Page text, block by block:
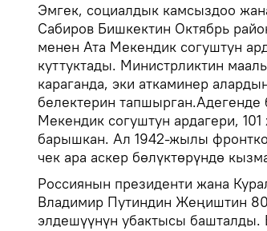
Эмгек, социалдык камсыздоо
Сабиров Бишкектин Октябрь
менен Ата Мекендик согуштун
куттуктады. Министрликтин
караганда, эки аткаминер
белектерин тапшырган.Адегенде
Мекендик согуштун ардагери,
барышкан. Ал 1942-жылы
чек ара аскер бөлүктөрүндө
Россиянын президенти жана
Владимир Путиндин Жеңиштин
элдешүүнүн убактысы